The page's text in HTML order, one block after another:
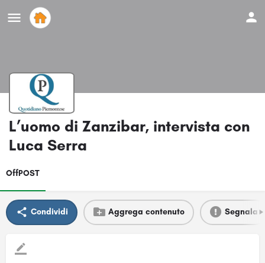
L’uomo di Zanzibar, intervista con
Luca Serra
OffPOST
Condividi Aggrega contenuto Segnala